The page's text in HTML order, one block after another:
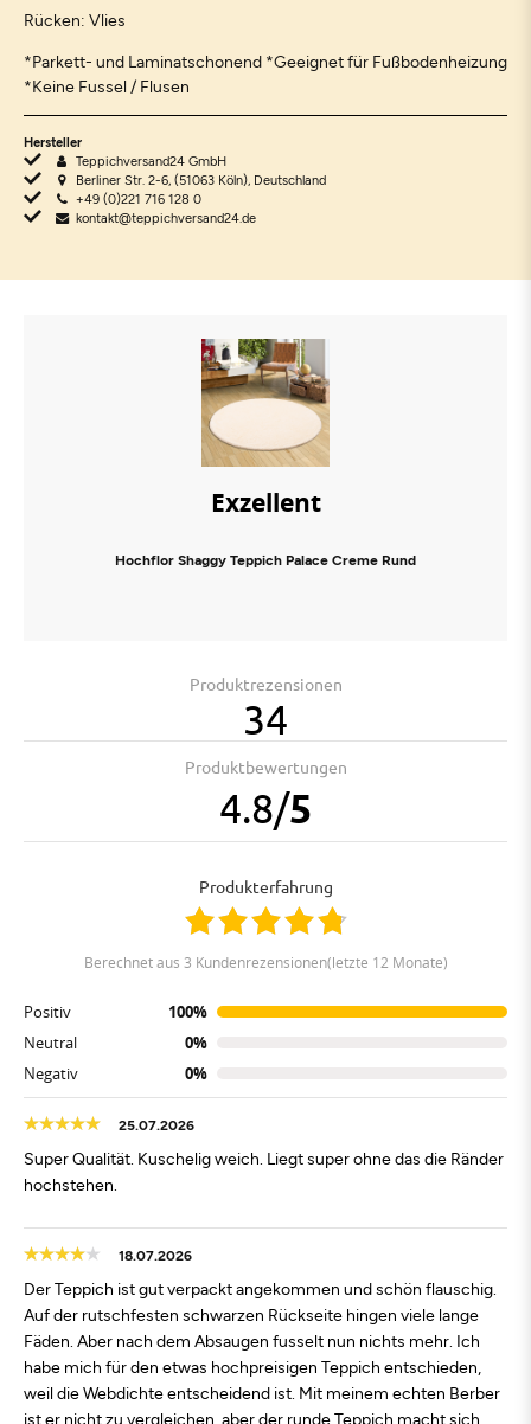
Rücken: Vlies
*Parkett- und Laminatschonend *Geeignet für Fußbodenheizung
*Keine Fussel / Flusen
Hersteller
Teppichversand24 GmbH
Berliner Str. 2-6, (51063 Köln), Deutschland
+49 (0)221 716 128 0
kontakt@teppichversand24.de
Exzellent
Hochflor Shaggy Teppich Palace Creme Rund
Produktrezensionen
34
Produktbewertungen
4.8/5
Produkterfahrung
berechnet aus 3 Kundenrezensionen(letzte 12 Monate)
Positiv
100%
Neutral
0%
Negativ
0%
25.07.2026
Super Qualität. Kuschelig weich. Liegt super ohne das die Ränder
hochstehen.
18.07.2026
Der Teppich ist gut verpackt angekommen und schön flauschig.
Auf der rutschfesten schwarzen Rückseite hingen viele lange
Fäden. Aber nach dem Absaugen fusselt nun nichts mehr. Ich
habe mich für den etwas hochpreisigen Teppich entschieden,
weil die Webdichte entscheidend ist. Mit meinem echten Berber
ist er nicht zu vergleichen, aber der runde Teppich macht sich